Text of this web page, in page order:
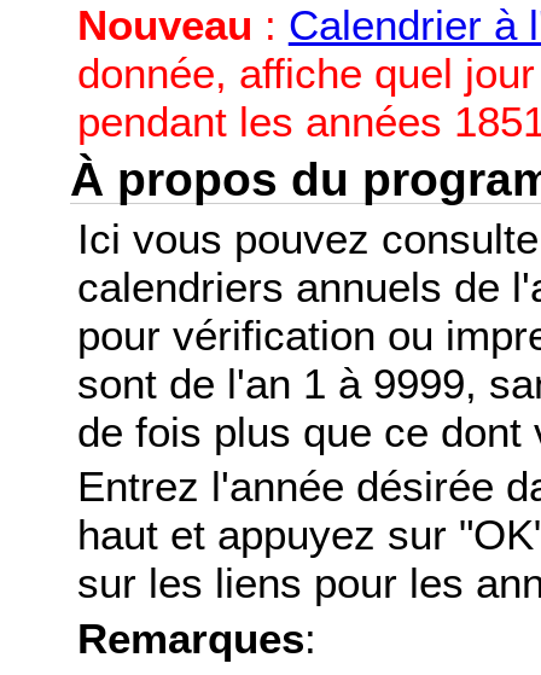
Nouveau : Calendrier à
donnée, affiche quel
pendant les années
À propos du
Ici vous pouvez
calendriers annuels de
pour vérification ou
sont de l'an 1 à 9999,
de fois plus que ce dont
Entrez l'année désirée
haut et appuyez sur
sur les liens pour les
Remarques: